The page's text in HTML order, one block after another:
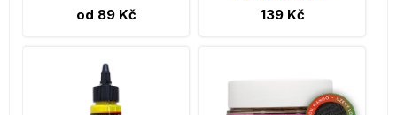
od 89 Kč 139 Kč